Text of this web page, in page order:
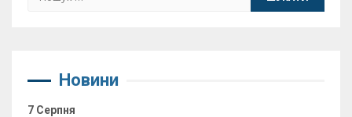
Новини
7 Серпня